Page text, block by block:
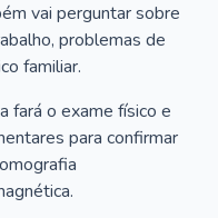
vai perguntar sobre
problemas de
familiar.
fará o exame físico e
para confirmar